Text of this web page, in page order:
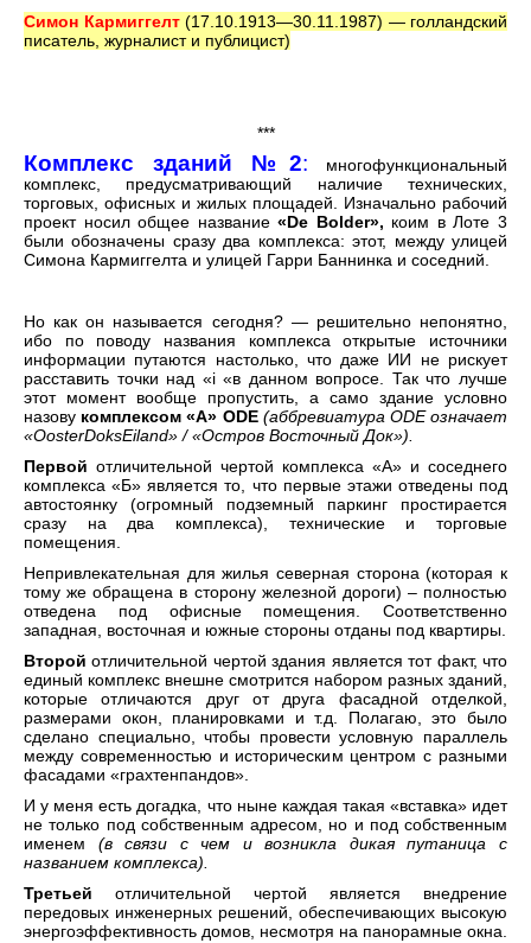
Симон Кармиггелт(17.10.1913—30.11.1987) — голландский
писатель, журналист и публицист)
***
Комплекс зданий №2: многофункциональный
комплекс, предусматривающий наличие технических,
торговых, офисных и жилых площадей. Изначально рабочий
проект носил общее название«De Bolder», коим в Лоте 3
были обозначены сразу два комплекса: этот, между улицей
Симона Кармиггелта и улицей Гарри Баннинка и соседний.
Но как он называется сегодня? — решительно непонятно,
ибо по поводу названия комплекса открытые источники
информации путаются настолько, что даже ИИ не рискует
расставить точки над «i «в данном вопросе. Так что лучше
этот момент вообще пропустить, а само здание условно
назову комплексом «А» ODE (аббревиатура ODE означает
«OosterDoksEiland» / «Остров Восточный Док»).
Первой отличительной чертой комплекса «А» и соседнего
комплекса «Б» является то, что первые этажи отведены под
автостоянку (огромный подземный паркинг простирается
сразу на два комплекса), технические и торговые
помещения.
Непривлекательная для жилья северная сторона (которая к
тому же обращена в сторону железной дороги) – полностью
отведена под офисные помещения. Соответственно
западная, восточная и южные стороны отданы под квартиры.
Второйотличительной чертой здания является тот факт, что
единый комплекс внешне смотрится набором разных зданий,
которые отличаются друг от друга фасадной отделкой,
размерами окон, планировками и т.д. Полагаю, это было
сделано специально, чтобы провести условную параллель
между современностью и историческим центром с разными
фасадами «грахтенпандов».
И у меня есть догадка, что ныне каждая такая «вставка» идет
не только под собственным адресом, но и под собственным
именем (в связи с чем и возникла дикая путаница с
названием комплекса).
Третьей отличительной чертой является внедрение
передовых инженерных решений, обеспечивающих высокую
энергоэффективность домов, несмотря на панорамные окна.